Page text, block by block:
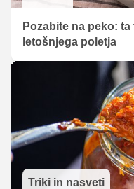
Pozabite na peko:
letošnjega poletja
Triki in nasveti